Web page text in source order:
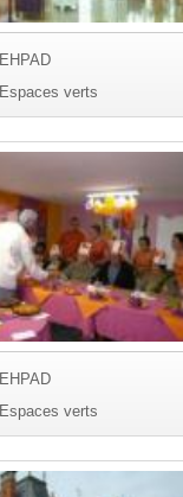
EHPAD
Espaces verts
EHPAD
Espaces verts